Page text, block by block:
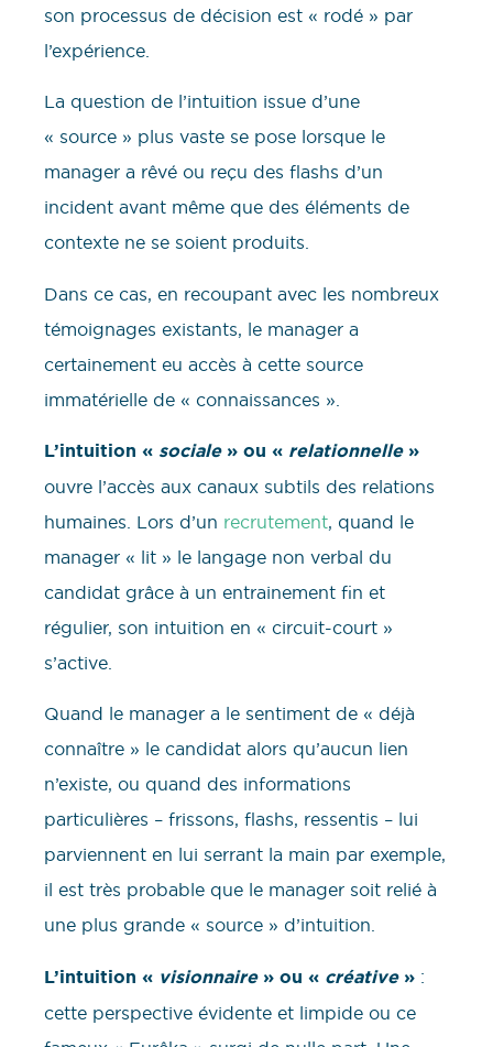
son processus de décision est « rodé » par
l’expérience.
La question de l’intuition issue d’une
« source » plus vaste se pose lorsque le
manager a rêvé ou reçu des flashs d’un
incident avant même que des éléments de
contexte ne se soient produits.
Dans ce cas, en recoupant avec les nombreux
témoignages existants, le manager a
certainement eu accès à cette source
immatérielle de « connaissances ».
L’intuition « sociale» ou « relationnelle»
ouvre l’accès aux canaux subtils des relations
humaines. Lors d’un recrutement, quand le
manager « lit » le langage non verbal du
candidat grâce à un entrainement fin et
régulier, son intuition en « circuit-court »
s’active.
Quand le manager a le sentiment de « déjà
connaître » le candidat alors qu’aucun lien
n’existe, ou quand des informations
particulières – frissons, flashs, ressentis – lui
parviennent en lui serrant la main par exemple,
il est très probable que le manager soit relié à
une plus grande « source » d’intuition.
L’intuition « visionnaire» ou « créative» :
cette perspective évidente et limpide ou ce